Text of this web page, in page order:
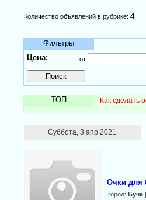
Количество объявлений в рубрике: 4
Фильтры
Цена:
от
ТОП Как сделать
Суббота, 3 апр 2021
Очки для
город: Буча|